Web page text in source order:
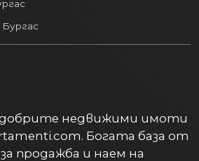
недвижими имоти
Богата база от
продажба и наем на